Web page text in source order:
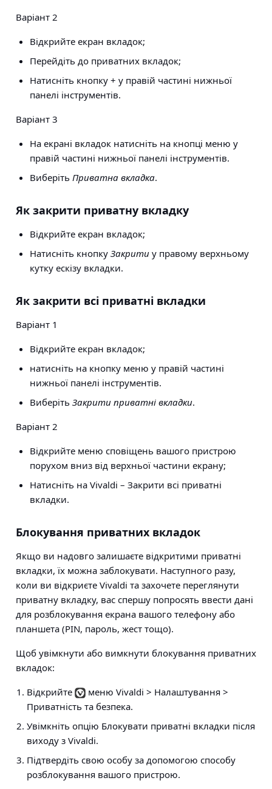
Варіант 2
Відкрийте екран вкладок;
Перейдіть до приватних вкладок;
Натисніть кнопку + у правій частині нижньої
панелі інструментів.
Варіант 3
На екрані вкладок натисніть на кнопці меню у
правій частині нижньої панелі інструментів.
Виберіть Приватна вкладка.
Як закрити приватну вкладку
Відкрийте екран вкладок;
Натисніть кнопку Закритиу правому верхньому
кутку ескізу вкладки.
Як закрити всі приватні вкладки
Варіант 1
Відкрийте екран вкладок;
натисніть на кнопку меню у правій частині
нижньої панелі інструментів.
Виберіть Закрити приватні вкладки.
Варіант 2
Відкрийте меню сповіщень вашого пристрою
порухом вниз від верхньої частини екрану;
Натисніть на Vivaldi – Закрити всі приватні
вкладки.
Блокування приватних вкладок
Якщо ви надовго залишаєте відкритими приватні
вкладки, їх можна заблокувати. Наступного разу,
коли ви відкриєте Vivaldi та захочете переглянути
приватну вкладку, вас спершу попросять ввести дані
для розблокування екрана вашого телефону або
планшета (PIN, пароль, жест тощо).
Щоб увімкнути або вимкнути блокування приватних
вкладок:
Відкрийте
меню Vivaldi > Налаштування >
Приватність та безпека.
Увімкніть опцію Блокувати приватні вкладки після
виходу з Vivaldi.
Підтвердіть свою особу за допомогою способу
розблокування вашого пристрою.